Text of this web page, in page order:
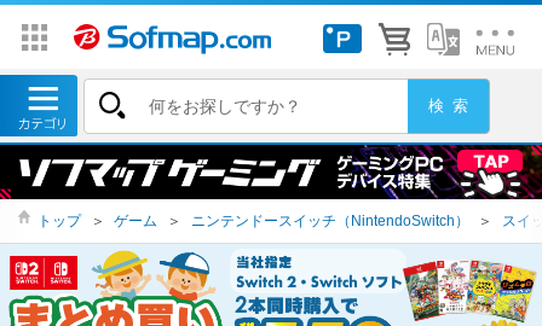
トップ ＞ ゲーム ＞ ニンテンドースイッチ（NintendoSwitch） ＞ スイ